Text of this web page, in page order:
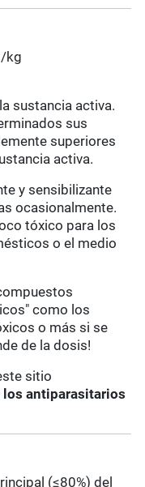
kg
sustancia activa.
sus
superiores
activa.
y sensibilizante
ocasionalmente.
tóxico para los
o el medio
como los
o más si se
de la dosis!
sitio
los antiparasitarios
(≤80%) del